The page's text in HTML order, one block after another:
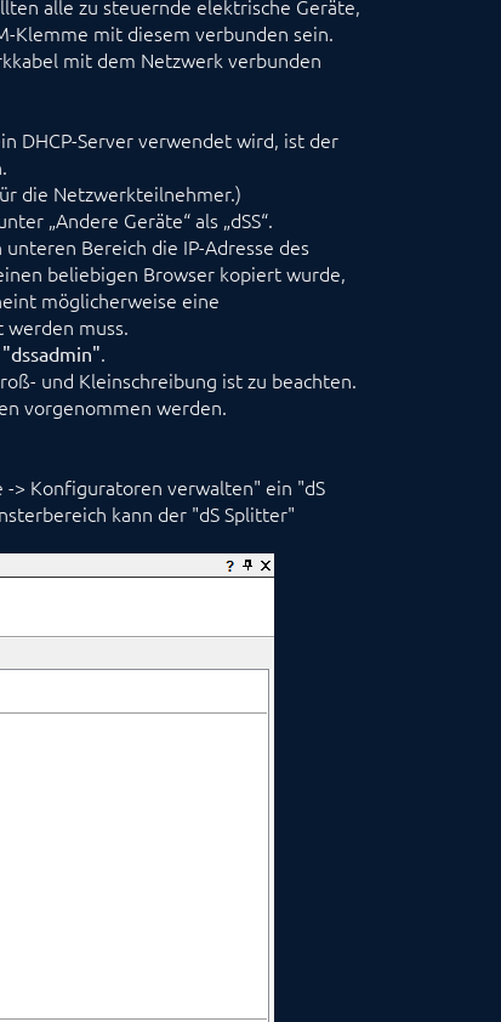
alle zu steuernde elektrische Geräte,
Klemme mit diesem verbunden sein.
mit dem Netzwerk verbunden
DHCP-Server verwendet wird, ist der
die Netzwerkteilnehmer.)
„Andere Geräte“ als „dSS“.
Bereich die IP-Adresse des
beliebigen Browser kopiert wurde,
möglicherweise eine
werden muss.
.
und Kleinschreibung ist zu beachten.
vorgenommen werden.
> Konfiguratoren verwalten" ein "dS
kann der "dS Splitter"